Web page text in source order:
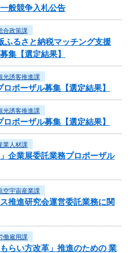
般競争入札公告
合政策課
ふるさと納税マッチング支援
集【選定結果】
光誘客推進課
ポーザル募集【選定結果】
光誘客推進課
ポーザル募集【選定結果】
業人材課
企業展委託業務プロポーザル
空宇宙産業課
推進研究会運営委託業務に関
働雇用課
らい方改革」推進のための 業